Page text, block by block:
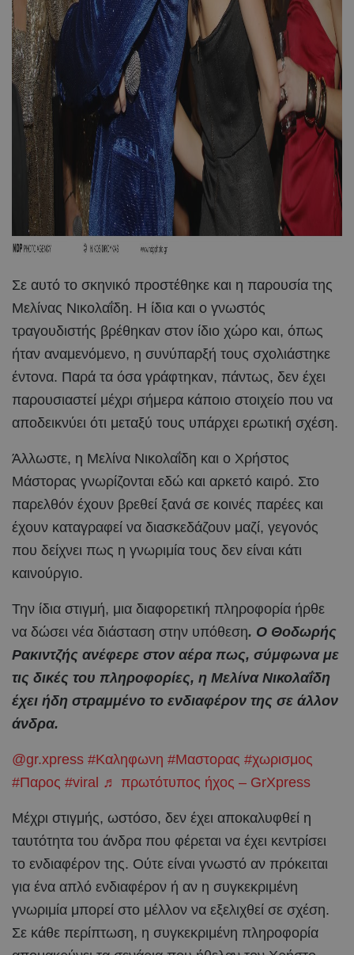
Σε αυτό το σκηνικό προστέθηκε και η παρουσία της
Μελίνας Νικολαΐδη. Η ίδια και ο γνωστός
τραγουδιστής βρέθηκαν στον ίδιο χώρο και, όπως
ήταν αναμενόμενο, η συνύπαρξή τους σχολιάστηκε
έντονα. Παρά τα όσα γράφτηκαν, πάντως, δεν έχει
παρουσιαστεί μέχρι σήμερα κάποιο στοιχείο που να
αποδεικνύει ότι μεταξύ τους υπάρχει ερωτική σχέση.
Άλλωστε, η Μελίνα Νικολαΐδη και ο Χρήστος
Μάστορας γνωρίζονται εδώ και αρκετό καιρό. Στο
παρελθόν έχουν βρεθεί ξανά σε κοινές παρέες και
έχουν καταγραφεί να διασκεδάζουν μαζί, γεγονός
που δείχνει πως η γνωριμία τους δεν είναι κάτι
καινούργιο.
Την ίδια στιγμή, μια διαφορετική πληροφορία ήρθε
να δώσει νέα διάσταση στην υπόθεση. Ο Θοδωρής
Ρακιντζής ανέφερε στον αέρα πως, σύμφωνα με
τις δικές του πληροφορίες, η Μελίνα Νικολαΐδη
έχει ήδη στραμμένο το ενδιαφέρον της σε άλλον
άνδρα.
@gr.xpress #Καληφωνη #Μαστορας #χωρισμος
#Παρος #viral ♬ πρωτότυπος ήχος – GrXpress
Μέχρι στιγμής, ωστόσο, δεν έχει αποκαλυφθεί η
ταυτότητα του άνδρα που φέρεται να έχει κεντρίσει
το ενδιαφέρον της. Ούτε είναι γνωστό αν πρόκειται
για ένα απλό ενδιαφέρον ή αν η συγκεκριμένη
γνωριμία μπορεί στο μέλλον να εξελιχθεί σε σχέση.
Σε κάθε περίπτωση, η συγκεκριμένη πληροφορία